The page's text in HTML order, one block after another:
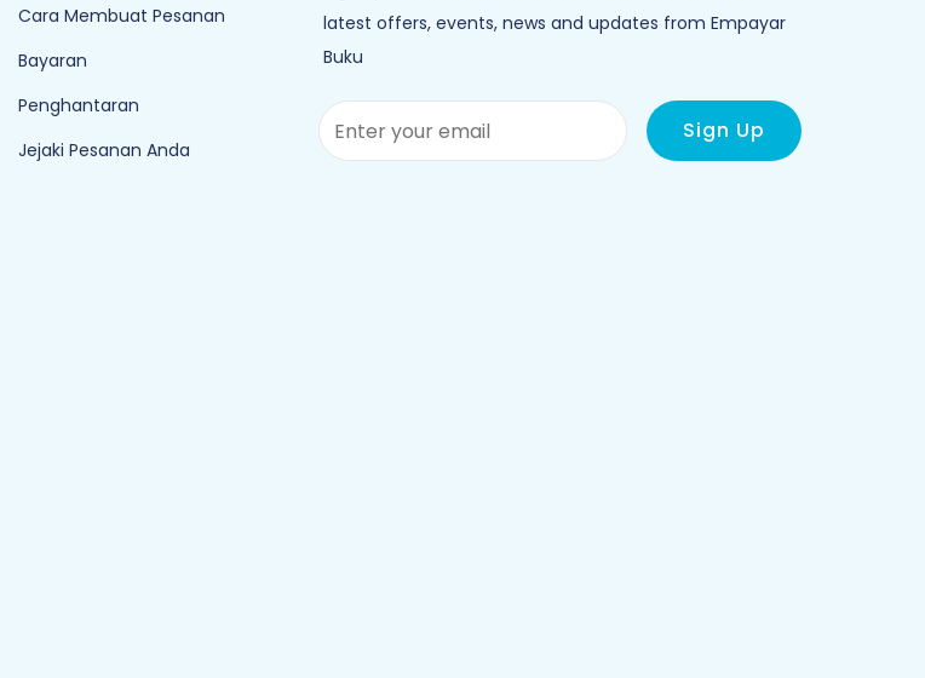
Cara Membuat Pesanan
Bayaran
Penghantaran
Jejaki Pesanan Anda
latest offers, events, news and updates from Empayar
Buku